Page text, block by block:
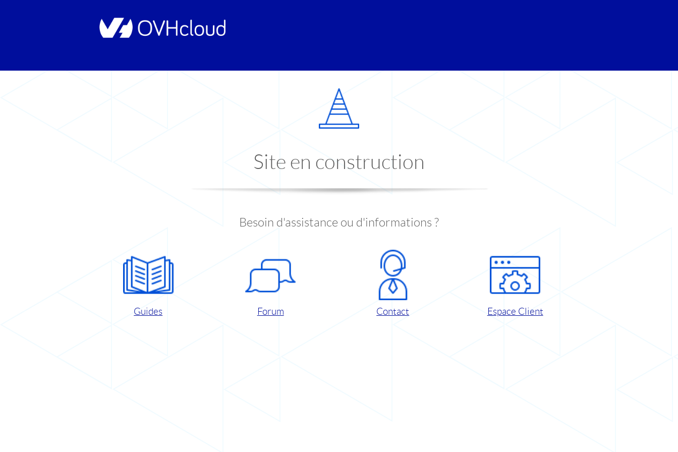
Site en construction
Besoin d'assistance ou d'informations ?
Guides Forum Contact Espace Client